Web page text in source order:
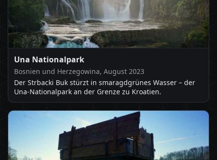
Una Nationalpark
Bosnien und Herzegowina, August 2023
Der Strbacki Buk stürzt in smaragdgrünes Wasser – der
Una-Nationalpark an der Grenze zu Kroatien.